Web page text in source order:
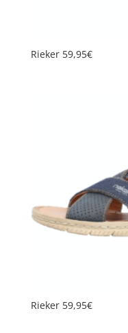
Rieker 59,95€
Rieker 59,95€